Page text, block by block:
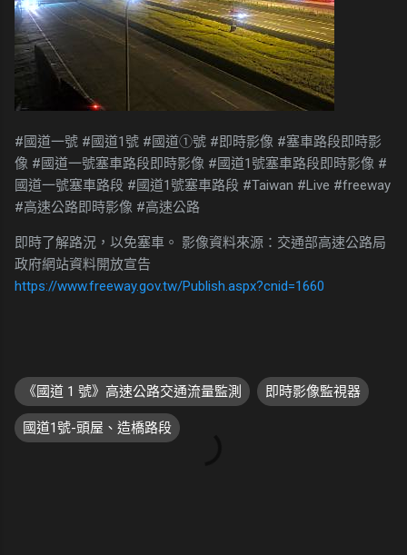
#國道一號 #國道1號 #國道①號 #即時影像 #塞車路段即時影
像 #國道一號塞車路段即時影像 #國道1號塞車路段即時影像 #
國道一號塞車路段 #國道1號塞車路段 #Taiwan #Live #freeway
#高速公路即時影像 #高速公路
即時了解路況，以免塞車。 影像資料來源：交通部高速公路局
政府網站資料開放宣告
https://www.freeway.gov.tw/Publish.aspx?cnid=1660
《國道 1 號》高速公路交通流量監測 即時影像監視器
國道1號-頭屋、造橋路段